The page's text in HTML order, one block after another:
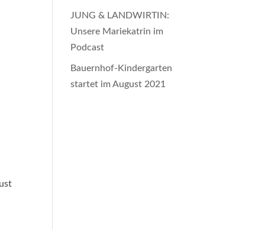
JUNG & LANDWIRTIN:
Unsere Mariekatrin im
Podcast
Bauernhof-Kindergarten
startet im August 2021